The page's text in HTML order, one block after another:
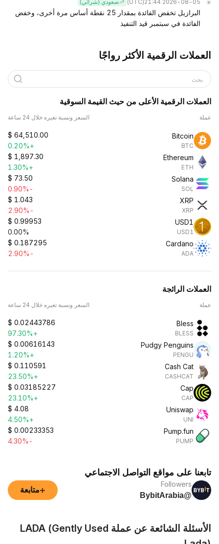
2026-08-05 21:44
(UTC) صعودي (شرائي)
البرازيل تخفض الفائدة بمقدار 25 نقطة أساس مرة أخرى، وخفض
الفائدة في سبتمبر قيد التنفيذ
العملات الرقمية الأكثر رواجًا
بحث
العملات الرقمية الأعلى من حيث القيمة السوقية
عملة السعر ونسبة تغيره خلال 24 ساعة
Bitcoin
BTC
$ 64,510.00
+0.20%
Ethereum
ETH
$ 1,897.30
+1.30%
Solana
SOL
$ 73.50
-0.90%
XRP
XRP
$ 1.043
-2.90%
USD1
USD1
$ 0.99953
0.00%
Cardano
ADA
$ 0.187295
-2.90%
العملات الرائجة
عملة السعر ونسبة تغيره خلال 24 ساعة
Bless
BLESS
$ 0.02443786
+97.30%
Pudgy Penguins
PENGU
$ 0.00616143
+1.20%
Cash Cat
CASHCAT
$ 0.110591
+23.50%
Cap
CAP
$ 0.03185227
+23.10%
Uniswap
UNI
$ 4.08
+4.50%
Pump.fun
PUMP
$ 0.00233353
-4.30%
تابعنا على مواقع التواصل الاجتماعي
Followers
@BybitArabia
+متابعة
الأسئلة الشائعة عن عملة LADA (Gently Used